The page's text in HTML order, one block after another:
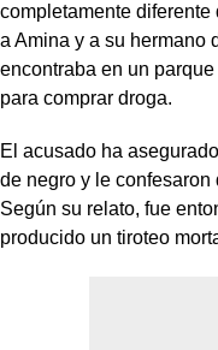
completamente
a Amina y a su hermano
encontraba en un
para comprar droga.
El acusado ha
de negro y le
Según su relato, fue
producido un tiroteo